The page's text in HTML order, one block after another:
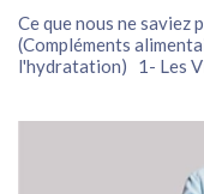
Ce que nous ne saviez
(Compléments
l'hydratation) 1- Les